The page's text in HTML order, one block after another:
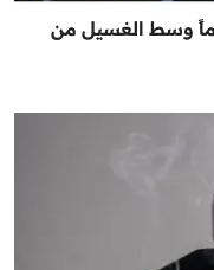
وسط الغسيل من